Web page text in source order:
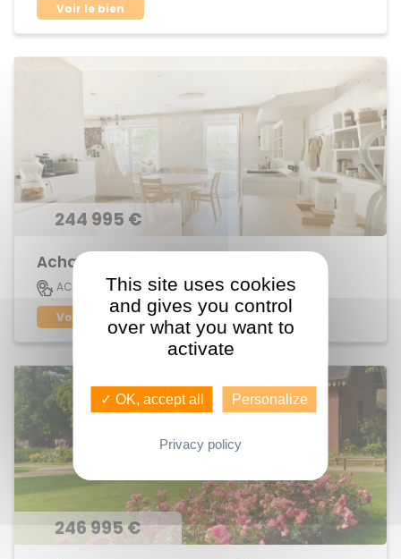
Voir le bien
244 995 €
ACIGNE 4
73 M2
Voir le bien
246 995 €
This site uses cookies
and gives you control
over what you want to
activate
✓ OK, accept all Personalize
Privacy policy